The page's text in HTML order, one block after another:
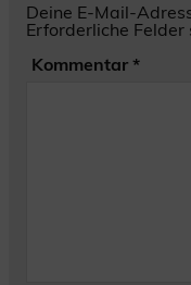
Deine E-Mail-
Erforderliche Felder
Kommentar *